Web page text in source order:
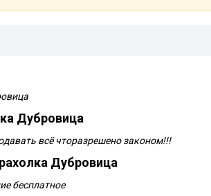
Дубровица
всё чторазрешено законом!!!
Дубровица
бесплатное